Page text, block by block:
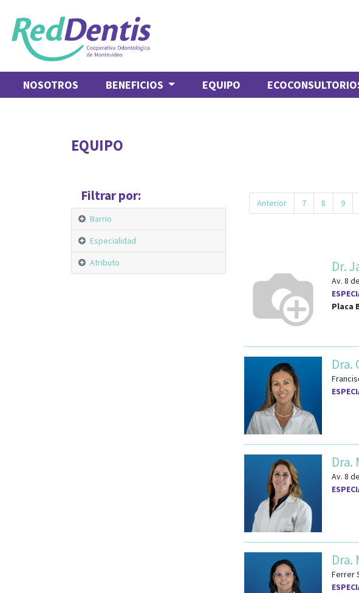
NOSOTROS BENEFICIOS EQUIPO
EQUIPO
Filtrar por:
Barrio
Especialidad
Atributo
Anterior 7 8 9
Dr.
Av. 8
Placa
Dra.
Dra.
Av. 8
Dra.
Ferrer